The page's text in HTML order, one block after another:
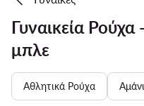
Γυναικεία
μπλε
Αθλητικά Ρούχα